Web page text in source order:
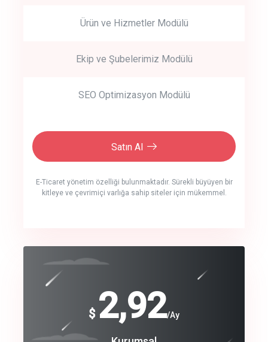
Ürün ve Hizmetler Modülü
Ekip ve Şubelerimiz Modülü
SEO Optimizasyon Modülü
Satın Al
E-Ticaret yönetim özelliği bulunmaktadır. Sürekli büyüyen bir
kitleye ve çevrimiçi varlığa sahip siteler için mükemmel.
crm auto cync
track energy costs
$ 2,92/Ay
$
240